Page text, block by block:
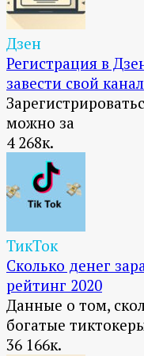
Дзен
Регистрация в
завести свой канал
можно за
4 268к.
ТикТок
Сколько денег
рейтинг 2020
Данные о том,
богатые
36 166к.